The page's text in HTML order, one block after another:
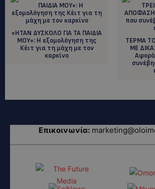
«ΗΤΑΝ ΔΥΣΚΟΛΟ ΓΙΑ ΤΑ ΠΑΙΔΙΑ
ΜΟΥ»: Η εξομολόγηση της
Κέιτ για τη μάχη με τον
καρκίνο
ΤΕΡΜΑ
ΜΕ
Αφορά
Επικοινωνία: